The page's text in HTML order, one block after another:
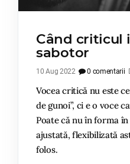
Când criticul
sabotor
10 Aug 2022 0 comentarii
Vocea critică nu este
de gunoi”, ci e o voce
Poate că nu în forma
ajustată, flexibilizată
folos.